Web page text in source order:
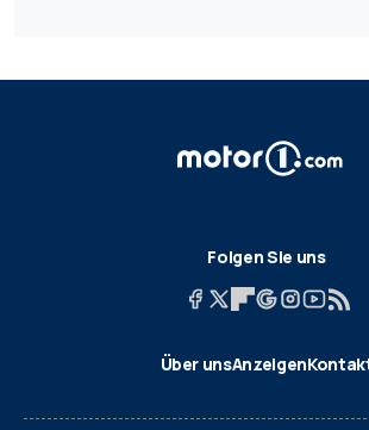
Folgen Sie uns
Über unsAnzeigen